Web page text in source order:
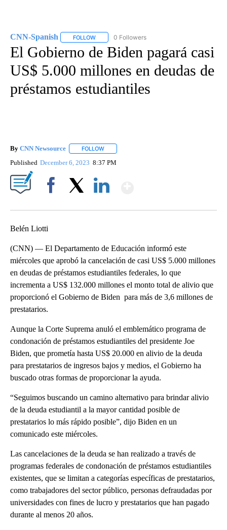
CNN-Spanish FOLLOW FOLLOW "CNN-SPANISH" TO RECEIVE
0 Followers
El Gobierno de Biden pagará casi
US$ 5.000 millones en deudas de
préstamos estudiantiles
By CNN Newsource FOLLOW
Published December 6, 2023 8:37 PM
Belén Liotti
(CNN) — El Departamento de Educación informó este
miércoles que aprobó la cancelación de casi US$ 5.000 millones
en deudas de préstamos estudiantiles federales, lo que
incrementa a US$ 132.000 millones el monto total de alivio que
proporcionó el Gobierno de Biden para más de 3,6 millones de
prestatarios.
Aunque la Corte Suprema anuló el emblemático programa de
condonación de préstamos estudiantiles del presidente Joe
Biden, que prometía hasta US$ 20.000 en alivio de la deuda
para prestatarios de ingresos bajos y medios, el Gobierno ha
buscado otras formas de proporcionar la ayuda.
“Seguimos buscando un camino alternativo para brindar alivio
de la deuda estudiantil a la mayor cantidad posible de
prestatarios lo más rápido posible”, dijo Biden en un
comunicado este miércoles.
Las cancelaciones de la deuda se han realizado a través de
programas federales de condonación de préstamos estudiantiles
existentes, que se limitan a categorías específicas de prestatarios,
como trabajadores del sector público, personas defraudadas por
universidades con fines de lucro y prestatarios que han pagado
durante al menos 20 años.